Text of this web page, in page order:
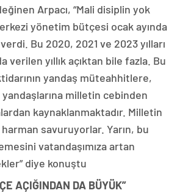
Arpacı, “Mali disiplin yok
yönetim bütçesi ocak ayında
Bu 2020, 2021 ve 2023 yılları
verilen yıllık açıktan bile fazla. Bu
yandaş müteahhitlere,
yandaşlarına milletin cebinden
kaynaklanmaktadır. Milletin
harman savuruyorlar. Yarın, bu
vatandaşımıza artan
diye konuştu
AÇIĞINDAN DA BÜYÜK”